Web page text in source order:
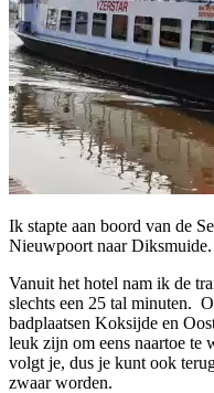
Ik stapte aan boord van de
Nieuwpoort naar Diksmuide.
Vanuit het hotel nam ik de
slechts een 25 tal minuten.
badplaatsen Koksijde en
leuk zijn om eens naartoe te
volgt je, dus je kunt ook
zwaar worden.